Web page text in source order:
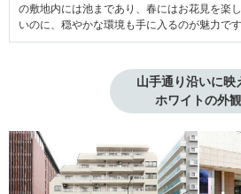
の敷地内には池まであり、春にはお花見を楽
いのに、穏やかな環境も手に入るのが魅力です
山手通り沿いに映
ホワイトの外観